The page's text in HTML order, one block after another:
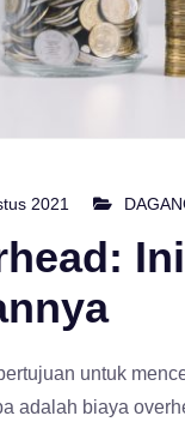
2021
untuk
adalah biaya